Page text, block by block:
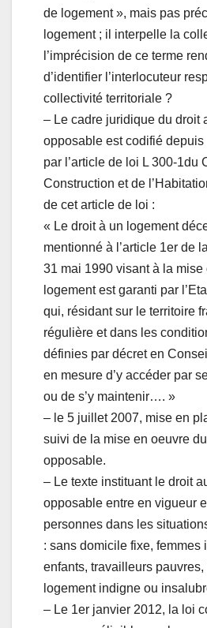
de logement », mais pas
logement ; il interpelle la
l’imprécision de ce terme
d’identifier l’interlocuteur
collectivité territoriale ?
– Le cadre juridique du droit
opposable est codifié depuis
par l’article de loi L 300-1du
Construction et de
de cet article de loi :
« Le droit à un logement
mentionné à l’article 1er de
31 mai 1990 visant à la mise
logement est garanti par
qui, résidant sur le territoire
régulière et dans les
définies par décret en
en mesure d’y accéder par
ou de s’y maintenir…. »
– le 5 juillet 2007, mise en
suivi de la mise en oeuvre
opposable.
– Le texte instituant le droit
opposable entre en vigueur
personnes dans les
: sans domicile fixe, femmes
enfants, travailleurs
logement indigne ou
– Le 1er janvier 2012, la loi